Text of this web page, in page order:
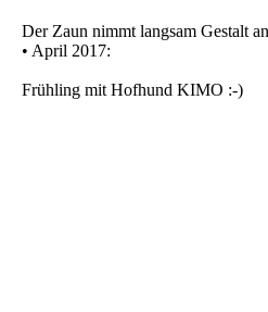
Der Zaun nimmt langsam Gestalt
• April 2017:
Frühling mit Hofhund KIMO :-)